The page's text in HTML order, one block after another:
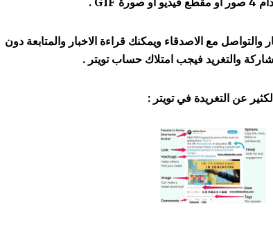
والتواصل مع الاصدقاء ويمكنك قراءة الاخبار والمتابعة دون
والتغريد فيجب امتلاك حساب تويتر .
عن التغريدة في تويتر :